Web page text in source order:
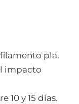
pla.
impacto
10 y 15 días.